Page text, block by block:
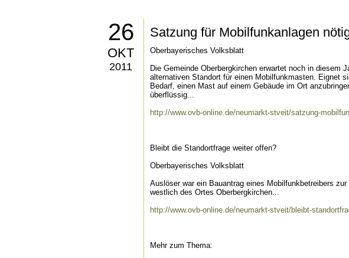
26
OKT
2011
Satzung für Mobilfunkanlagen
Oberbayerisches Volksblatt
Die Gemeinde Oberbergkirchen erwartet noch in diesem
alternativen Standort für einen Mobilfunkmasten. Eignet
Bedarf, einen Mast auf einem Gebäude im Ort
überflüssig...
http://www.ovb-online.de/neumarkt-stveit/satzung-
Bleibt die Standortfrage weiter offen?
Oberbayerisches Volksblatt
Auslöser war ein Bauantrag eines Mobilfunkbetreibers
westlich des Ortes Oberbergkirchen...
http://www.ovb-online.de/neumarkt-stveit/bleibt-
Mehr zum Thema: